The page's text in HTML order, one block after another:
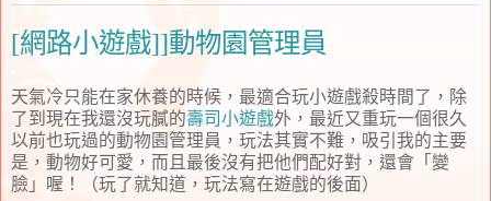
[網路小遊戲]]動物園管理員
天氣冷只能在家休養的時候，最適合玩小遊戲殺時間了，除
了到現在我還沒玩膩的壽司小遊戲外，最近又重玩一個很久
以前也玩過的動物園管理員，玩法其實不難，吸引我的主要
是，動物好可愛，而且最後沒有把他們配好對，還會「變
臉」喔！（玩了就知道，玩法寫在遊戲的後面）